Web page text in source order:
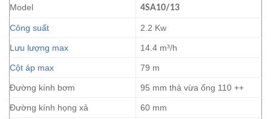
Model 4SA10/13
Công suất 2.2 Kw
Lưu lượng max 14.4 m³/h
Cột áp max 79 m
Đường kính bơm 95 mm thả vừa ống 110 ++
Đường kính họng xả 60 mm